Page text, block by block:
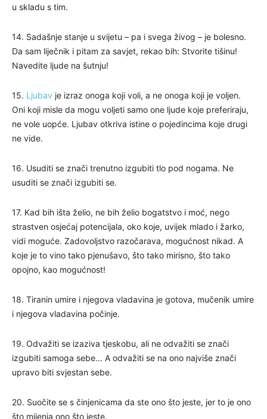
u skladu s tim.
14. Sadašnje stanje u svijetu – pa i svega živog – je bolesno.
Da sam liječnik i pitam za savjet, rekao bih: Stvorite tišinu!
Navedite ljude na šutnju!
15. Ljubav je izraz onoga koji voli, a ne onoga koji je voljen.
Oni koji misle da mogu voljeti samo one ljude koje preferiraju,
ne vole uopće. Ljubav otkriva istine o pojedincima koje drugi
ne vide.
16. Usuditi se znači trenutno izgubiti tlo pod nogama. Ne
usuditi se znači izgubiti se.
17. Kad bih išta želio, ne bih želio bogatstvo i moć, nego
strastven osjećaj potencijala, oko koje, uvijek mlado i žarko,
vidi moguće. Zadovoljstvo razočarava, mogućnost nikad. A
koje je to vino tako pjenušavo, što tako mirisno, što tako
opojno, kao mogućnost!
18. Tiranin umire i njegova vladavina je gotova, mučenik umire
i njegova vladavina počinje.
19. Odvažiti se izaziva tjeskobu, ali ne odvažiti se znači
izgubiti samoga sebe… A odvažiti se na ono najviše znači
upravo biti svjestan sebe.
20. Suočite se s činjenicama da ste ono što jeste, jer to je ono
što mijenja ono što jeste.